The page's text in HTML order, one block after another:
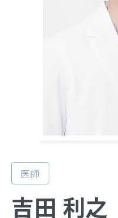
医師
吉田 利之